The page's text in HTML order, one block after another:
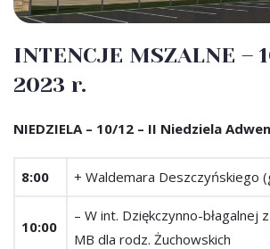
INTENCJE MSZALNE –
2023 r.
NIEDZIELA – 10/12 – II Niedziela
8:00 + Waldemara Deszczyńskiego
10:00
– W int. Dziękczynno-błagalnej
MB dla rodz. Żuchowskich